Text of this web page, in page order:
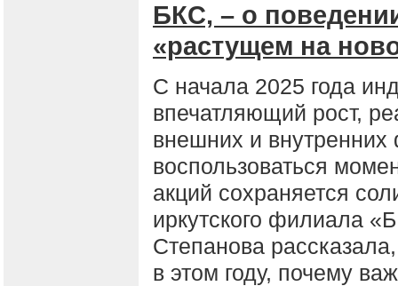
БКС, – о
«растущем на
С начала 2025 года
впечатляющий рост,
внешних и внутренних
воспользоваться
акций сохраняется
иркутского филиала
Степанова
в этом году, почему